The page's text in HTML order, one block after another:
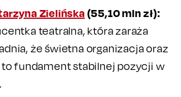
Zielińska (55,10 mln zł):
teatralna, która zaraża
że świetna organizacja oraz
to fundament stabilnej pozycji w